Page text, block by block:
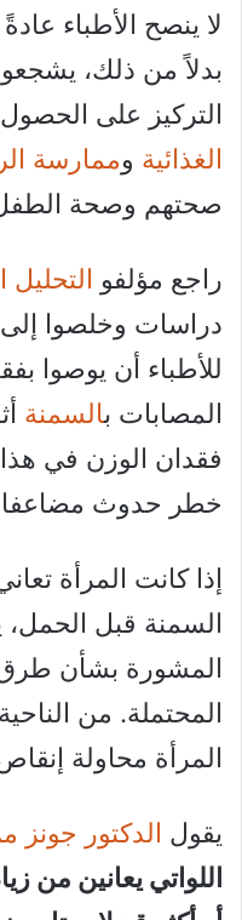
لا ينصح الأطباء
بدلاً من ذلك،
التركيز على
الغذائية وممارسة
صحتهم وصحة
راجع مؤلفو التحليل
دراسات وخلصوا إلى
للأطباء أن يوصوا
المصابات بالسمنة
فقدان الوزن في
خطر حدوث
إذا كانت المرأة
السمنة قبل
المشورة بشأن
المحتملة. من
المرأة محاولة
يقول الدكتور جونز